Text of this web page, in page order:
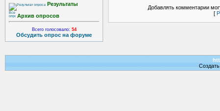
Результаты
Архив опросов
Всего голосовало: 54
Обсудить опрос на форуме
Добавлять комментарии
[